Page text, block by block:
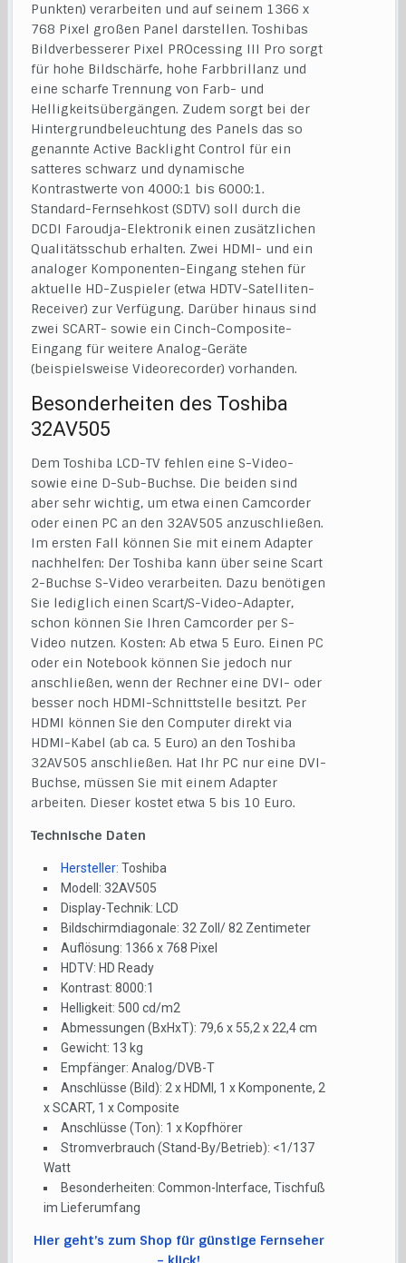
Punkten) verarbeiten und auf seinem 1366 x
768 Pixel großen Panel darstellen. Toshibas
Bildverbesserer Pixel PROcessing III Pro sorgt
für hohe Bildschärfe, hohe Farbbrillanz und
eine scharfe Trennung von Farb- und
Helligkeitsübergängen. Zudem sorgt bei der
Hintergrundbeleuchtung des Panels das so
genannte Active Backlight Control für ein
satteres schwarz und dynamische
Kontrastwerte von 4000:1 bis 6000:1.
Standard-Fernsehkost (SDTV) soll durch die
DCDI Faroudja-Elektronik einen zusätzlichen
Qualitätsschub erhalten. Zwei HDMI- und ein
analoger Komponenten-Eingang stehen für
aktuelle HD-Zuspieler (etwa HDTV-Satelliten-
Receiver) zur Verfügung. Darüber hinaus sind
zwei SCART- sowie ein Cinch-Composite-
Eingang für weitere Analog-Geräte
(beispielsweise Videorecorder) vorhanden.
Besonderheiten des Toshiba
32AV505
Dem Toshiba LCD-TV fehlen eine S-Video-
sowie eine D-Sub-Buchse. Die beiden sind
aber sehr wichtig, um etwa einen Camcorder
oder einen PC an den 32AV505 anzuschließen.
Im ersten Fall können Sie mit einem Adapter
nachhelfen: Der Toshiba kann über seine Scart
2-Buchse S-Video verarbeiten. Dazu benötigen
Sie lediglich einen Scart/S-Video-Adapter,
schon können Sie Ihren Camcorder per S-
Video nutzen. Kosten: Ab etwa 5 Euro. Einen PC
oder ein Notebook können Sie jedoch nur
anschließen, wenn der Rechner eine DVI- oder
besser noch HDMI-Schnittstelle besitzt. Per
HDMI können Sie den Computer direkt via
HDMI-Kabel (ab ca. 5 Euro) an den Toshiba
32AV505 anschließen. Hat Ihr PC nur eine DVI-
Buchse, müssen Sie mit einem Adapter
arbeiten. Dieser kostet etwa 5 bis 10 Euro.
Technische Daten
Hersteller: Toshiba
Modell: 32AV505
Display-Technik: LCD
Bildschirmdiagonale: 32 Zoll/ 82 Zentimeter
Auflösung: 1366 x 768 Pixel
HDTV: HD Ready
Kontrast: 8000:1
Helligkeit: 500 cd/m2
Abmessungen (BxHxT): 79,6 x 55,2 x 22,4 cm
Gewicht: 13 kg
Empfänger: Analog/DVB-T
Anschlüsse (Bild): 2 x HDMI, 1 x Komponente, 2
x SCART, 1 x Composite
Anschlüsse (Ton): 1 x Kopfhörer
Stromverbrauch (Stand-By/Betrieb): <1/137
Watt
Besonderheiten: Common-Interface, Tischfuß
im Lieferumfang
Hier geht’s zum Shop für günstige Fernseher